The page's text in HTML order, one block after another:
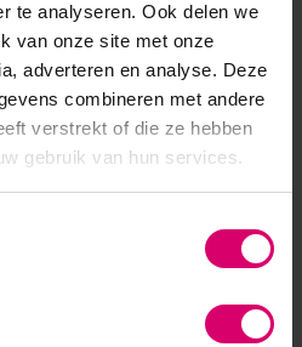
te analyseren. Ook delen we
van onze site met onze
adverteren en analyse. Deze
combineren met andere
verstrekt of die ze hebben
gebruik van hun services.